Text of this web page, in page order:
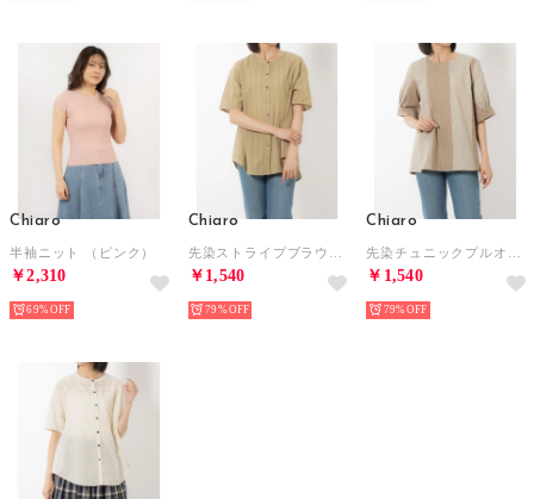
Chiaro
半袖ニット （ピンク）
￥2,310
69%
Chiaro
￥1,540
79%
Chiaro
￥1,540
79%